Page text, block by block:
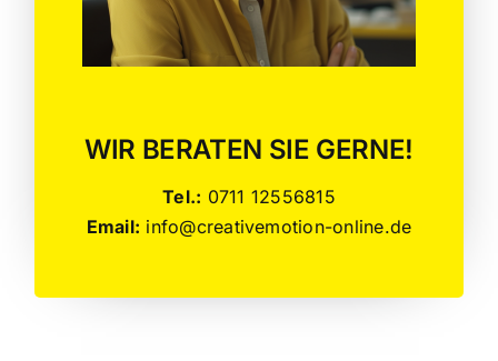
WIR BERATEN SIE GERNE!
Tel.: 0711 12556815
Email: info@creativemotion-online.de